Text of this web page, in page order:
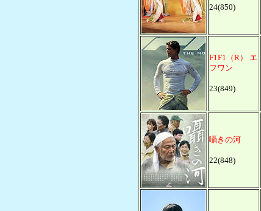
24(850)
F1F1（R） エ
フワン
23(849)
囁きの河
22(848)